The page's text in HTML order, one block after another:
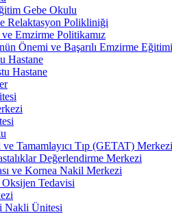
Gebe Okulu
Relaktasyon Polikliniği
Emzirme Politikamız
Önemi ve Başarılı Emzirme Eğitimi
Hastane
Hastane
ve Tamamlayıcı Tıp (GETAT) Merkezi
Değerlendirme Merkezi
ve Kornea Nakil Merkezi
Tedavisi
Nakli Ünitesi